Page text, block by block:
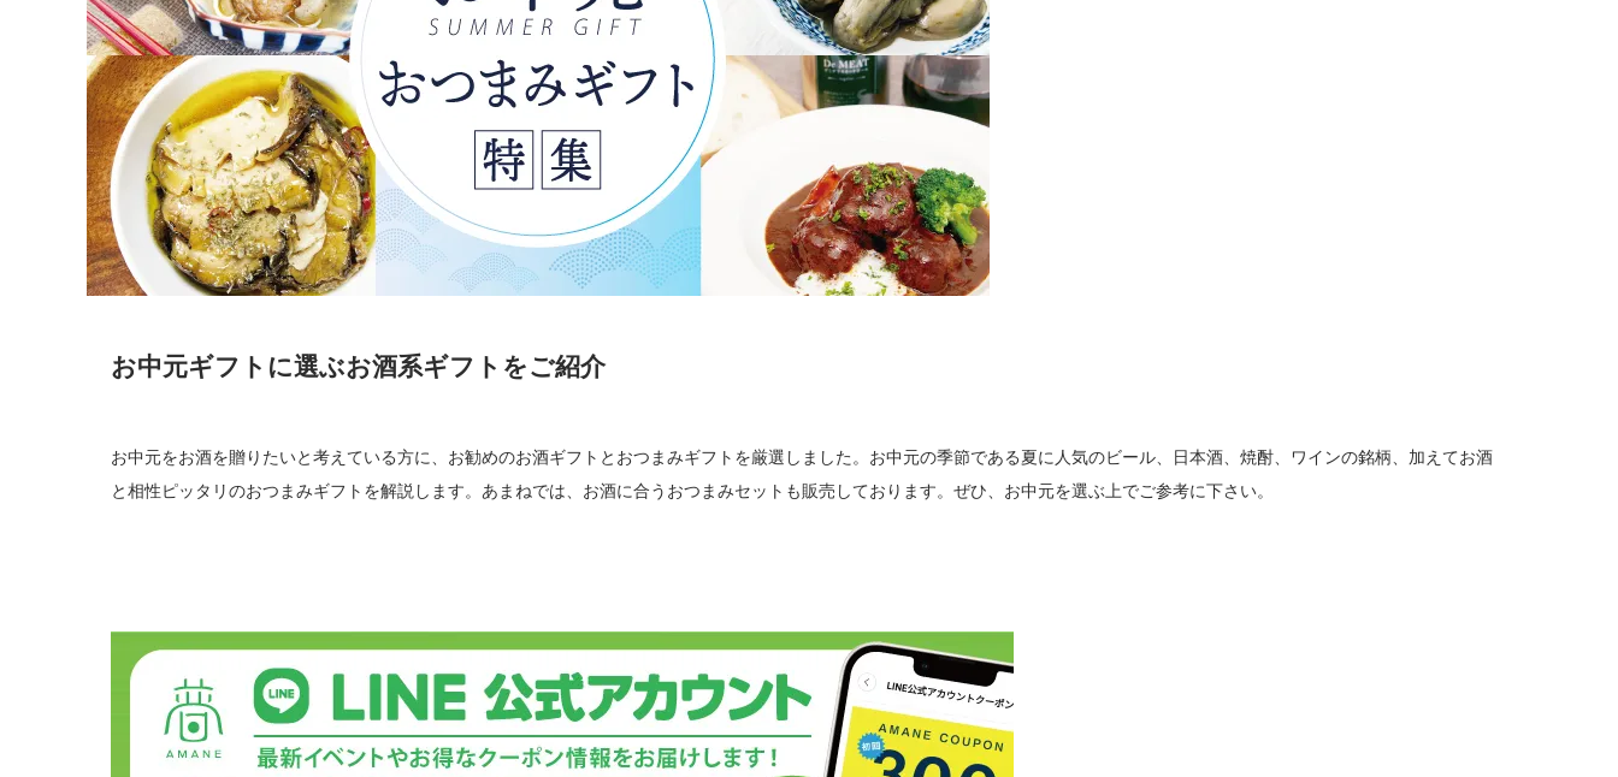
お中元ギフトに選ぶお酒系ギフトをご紹介
お中元をお酒を贈りたいと考えている方に、お勧めのお酒ギフトとおつまみギフトを厳選しました。お中元の季節である夏に人気のビール、日本酒、焼酎、ワインの銘柄、加えてお酒
と相性ピッタリのおつまみギフトを解説します。あまねでは、お酒に合うおつまみセットも販売しております。ぜひ、お中元を選ぶ上でご参考に下さい。